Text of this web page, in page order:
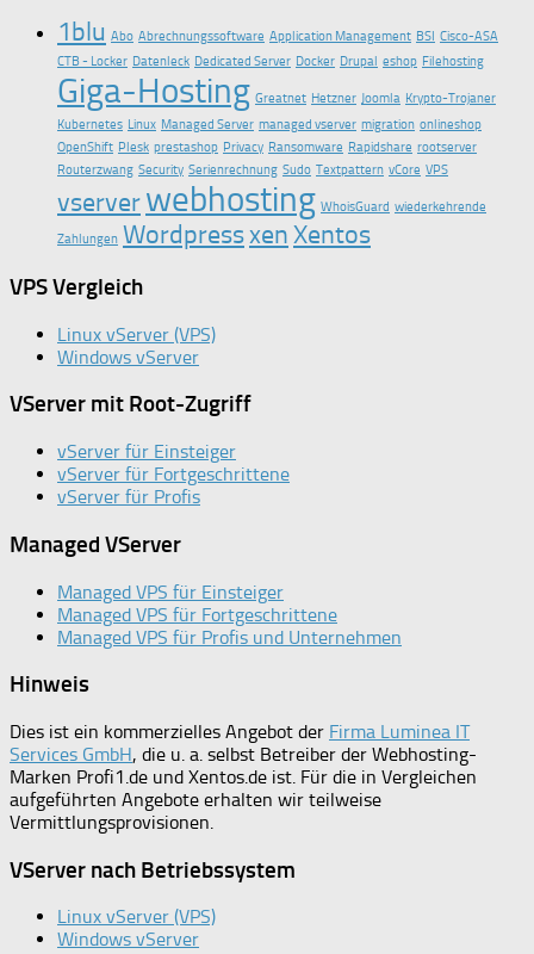
1blu Abo Abrechnungssoftware Application Management BSI Cisco-ASA
CTB - Locker Datenleck Dedicated Server Docker Drupal eshop Filehosting
Giga-Hosting Greatnet Hetzner Joomla Krypto-Trojaner
Kubernetes Linux Managed Server managed vserver migration onlineshop
OpenShift Plesk prestashop Privacy Ransomware Rapidshare rootserver
Routerzwang Security Serienrechnung Sudo Textpattern vCore VPS
vserverwebhosting WhoisGuard wiederkehrende
Zahlungen WordpressxenXentos
VPS Vergleich
Linux vServer (VPS)
Windows vServer
VServer mit Root-Zugriff
vServer für Einsteiger
vServer für Fortgeschrittene
vServer für Profis
Managed VServer
Managed VPS für Einsteiger
Managed VPS für Fortgeschrittene
Managed VPS für Profis und Unternehmen
Hinweis
Dies ist ein kommerzielles Angebot der Firma Luminea IT
Services GmbH, die u. a. selbst Betreiber der Webhosting-
Marken Profi1.de und Xentos.de ist. Für die in Vergleichen
aufgeführten Angebote erhalten wir teilweise
Vermittlungsprovisionen.
VServer nach Betriebssystem
Linux vServer (VPS)
Windows vServer